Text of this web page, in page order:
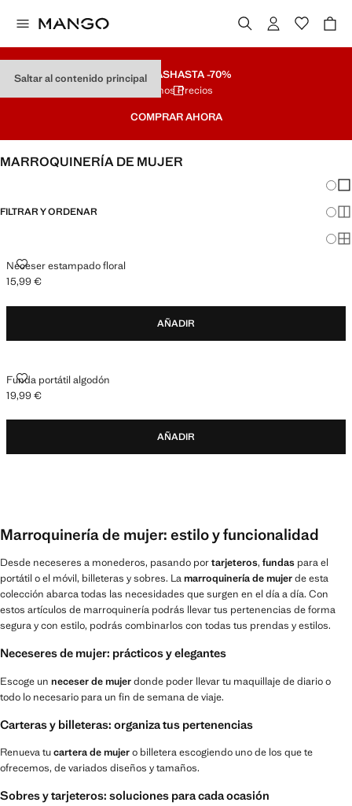
Saltar al contenido principal
REBAJASHASTA -70%
Últimos Precios
COMPRAR AHORA
MARROQUINERÍA DE MUJER
FILTRAR Y ORDENAR
Neceser estampado floral
NECESER ESTAMPADO FLORAL
Precio actual [15,99 € ]
15,99 €
AÑADIR
Funda portátil algodón
FUNDA PORTÁTIL ALGODÓN
Precio actual [19,99 € ]
19,99 €
AÑADIR
Marroquinería de mujer: estilo y funcionalidad
Desde neceseres a monederos, pasando portarjeteros, fundas para el
portátil o el móvil, billeteras y sobres. Lamarroquinería de mujerde esta
colección abarca todas las necesidades que surgen en el día a día. Con
estos artículos de marroquinería podrás llevar tus pertenencias de forma
segura y con estilo, podrás combinarlos con todas tus prendas y estilos.
Neceseres de mujer: prácticos y elegantes
Escoge un neceser de mujerdonde poder llevar tu maquillaje de diario o
todo lo necesario para un fin de semana de viaje.
Carteras y billeteras: organiza tus pertenencias
Renueva tucartera de mujero billetera escogiendo uno de los que te
ofrecemos, de variados diseños y tamaños.
Sobres y tarjeteros: soluciones para cada ocasión